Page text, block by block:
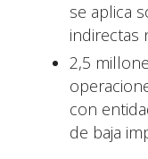
se aplica
indirectas
2,5
con
de baja